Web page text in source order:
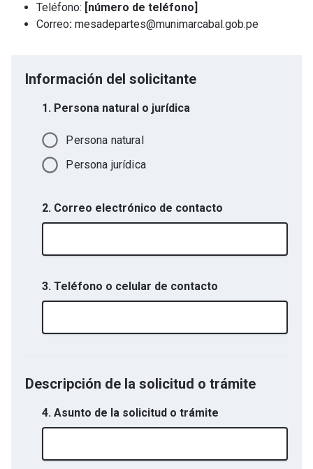
Teléfono: [número de teléfono]
Correo: mesadepartes@munimarcabal.gob.pe
Información del solicitante
1. Persona natural o jurídica
Persona natural
Persona jurídica
2. Correo electrónico de contacto
3. Teléfono o celular de contacto
Descripción de la solicitud o trámite
4. Asunto de la solicitud o trámite